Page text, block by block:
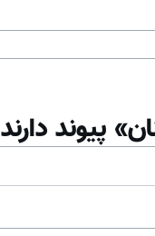
پیوند دارند